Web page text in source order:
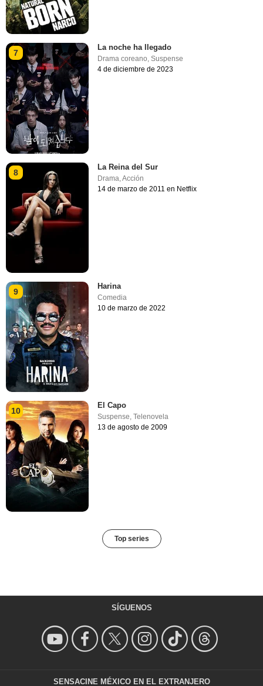
7
La noche ha llegado
Drama coreano,Suspense
4 de diciembre de 2023
8
La Reina del Sur
Drama ,Acción
14 de marzo de 2011 en Netflix
9
Harina
Comedia
10 de marzo de 2022
10
El Capo
Suspense,Telenovela
13 de agosto de 2009
Top series
SÍGUENOS
SENSACINE MÉXICO EN EL EXTRANJERO